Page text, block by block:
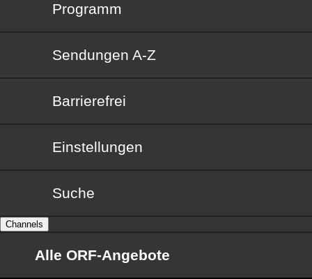
Programm
Sendungen von A bis Z
Sendungen A-Z
Barrierefrei
Barrierefrei
Einstellungen
Suche
Channels
Alle ORF-Angebote